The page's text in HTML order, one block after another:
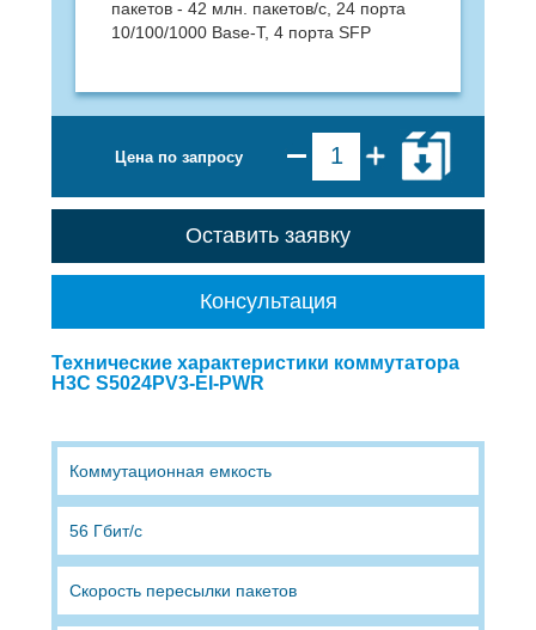
пакетов - 42 млн. пакетов/с, 24 порта
10/100/1000 Base-T, 4 порта SFP
Цена по запросу
Оставить заявку
Консультация
Технические характеристики коммутатора
H3C S5024PV3-EI-PWR
Коммутационная емкость
56 Гбит/с
Скорость пересылки пакетов